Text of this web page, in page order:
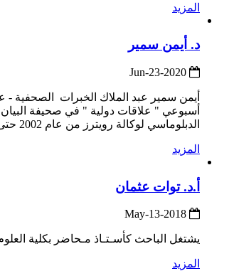
المزيد
د. أيمن سمير
أسبوعي " علاقات دولية " في صحيفة البيان
الدبلوماسي لوكالة رويترز من عام 2002 حتى 2015 - رئيس تحرير جريدة السياسة المصرية الأسبوعية " إنجليزي – عربي " - كتابة الكثير من "...
المزيد
أ.د. توات عثمان
يشتغل الباحث كأسـتـاذ مـحاضر بكلية العلوم الاقتصادية والعلوم التجارية و
المزيد